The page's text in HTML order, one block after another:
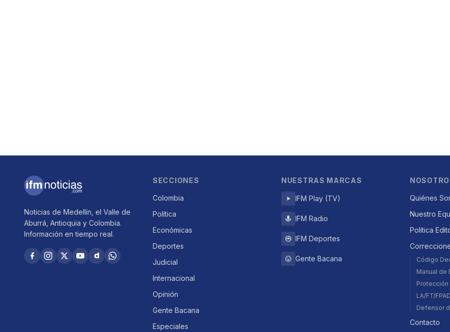
Noticias de Medellín, el Valle de
Aburrá, Antioquia y Colombia.
Información en tiempo real.
SECCIONES
Colombia
Política
Económicas
Deportes
Judicial
Internacional
Opinión
Gente Bacana
Especiales
NUESTRAS MARCAS
IFM Play (TV)
IFM Radio
IFM Deportes
Gente Bacana
Quiénes
Nuestro
Política
Código
Manual de
Protección
LA/FT/
Defensor
Contacto